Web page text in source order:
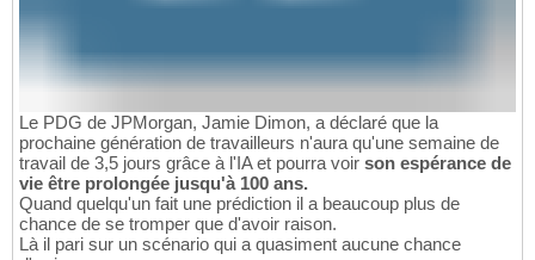
Le PDG de JPMorgan, Jamie Dimon, a déclaré que la
prochaine génération de travailleurs n'aura qu'une semaine de
travail de 3,5 jours grâce à l'IA et pourra voir son espérance de
vie être prolongée jusqu'à 100 ans.
Quand quelqu'un fait une prédiction il a beaucoup plus de
chance de se tromper que d'avoir raison.
Là il pari sur un scénario qui a quasiment aucune chance